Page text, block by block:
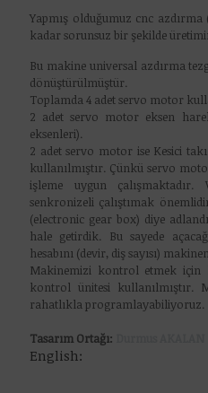
Yapmış olduğumuz cnc
kadar sorunsuz bir şekilde
Bu makine universal azdırma
dönüştürülmüştür.
Toplamda 4 adet servo motor
2 adet servo motor eksen
eksenleri).
2 adet servo motor ise Kesici
kullanılmıştır. Çünkü servo
işleme uygun
senkronizeli çalıştımak
(electronic gear box) diye
hale getirdik. Bu sayede
hesabını (devir, diş sayısı)
Makinemizi kontrol etmek için
kontrol ünitesi kullanılmıştır.
rahatlıkla programlayabiliyoruz.
Tasarım Ortağı:
English: